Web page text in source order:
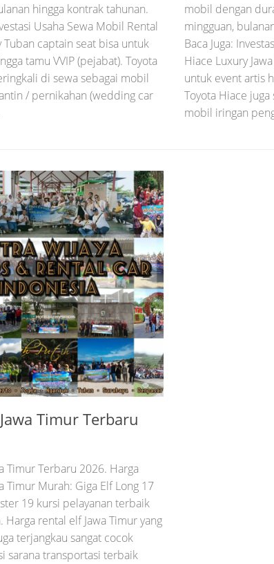
hingga kontrak tahunan.
Usaha Sewa Mobil Rental
Tuban captain seat bisa untuk
tamu VVIP (pejabat). Toyota
di sewa sebagai mobil
/ pernikahan (wedding car
mobil dengan
mingguan,
Baca Juga:
Hiace Luxury
untuk event artis
Toyota Hiace
mobil iringan
Timur Terbaru
Timur Terbaru 2026. Harga
Timur Murah: Giga Elf Long 17
19 kursi pelayanan terbaik
Harga rental elf Jawa Timur yang
terjangkau sangat cocok
sarana transportasi terbaik